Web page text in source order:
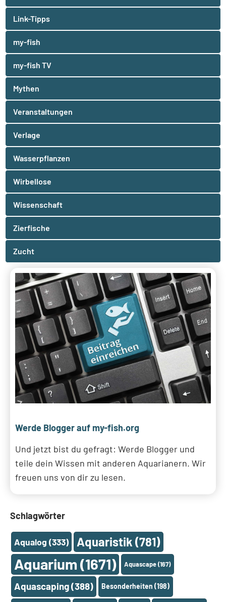
Link-Tipps
my-fish
my-fish TV
Mythen
Veranstaltungen
Verlage
Wasserpflanzen
Wirbellose
Wissenschaft
Zierfische
Zucht
Werde Blogger auf my-fish.org
Und jetzt bist du gefragt: Werde Blogger und
teile dein Wissen mit anderen Aquarianern. Wir
freuen uns von dir zu lesen.
Schlagwörter
Aqualog (333) Aquaristik (781)
Aquarium (1671) Aquascape(167)
Aquascaping(388) Besonderheiten (198)